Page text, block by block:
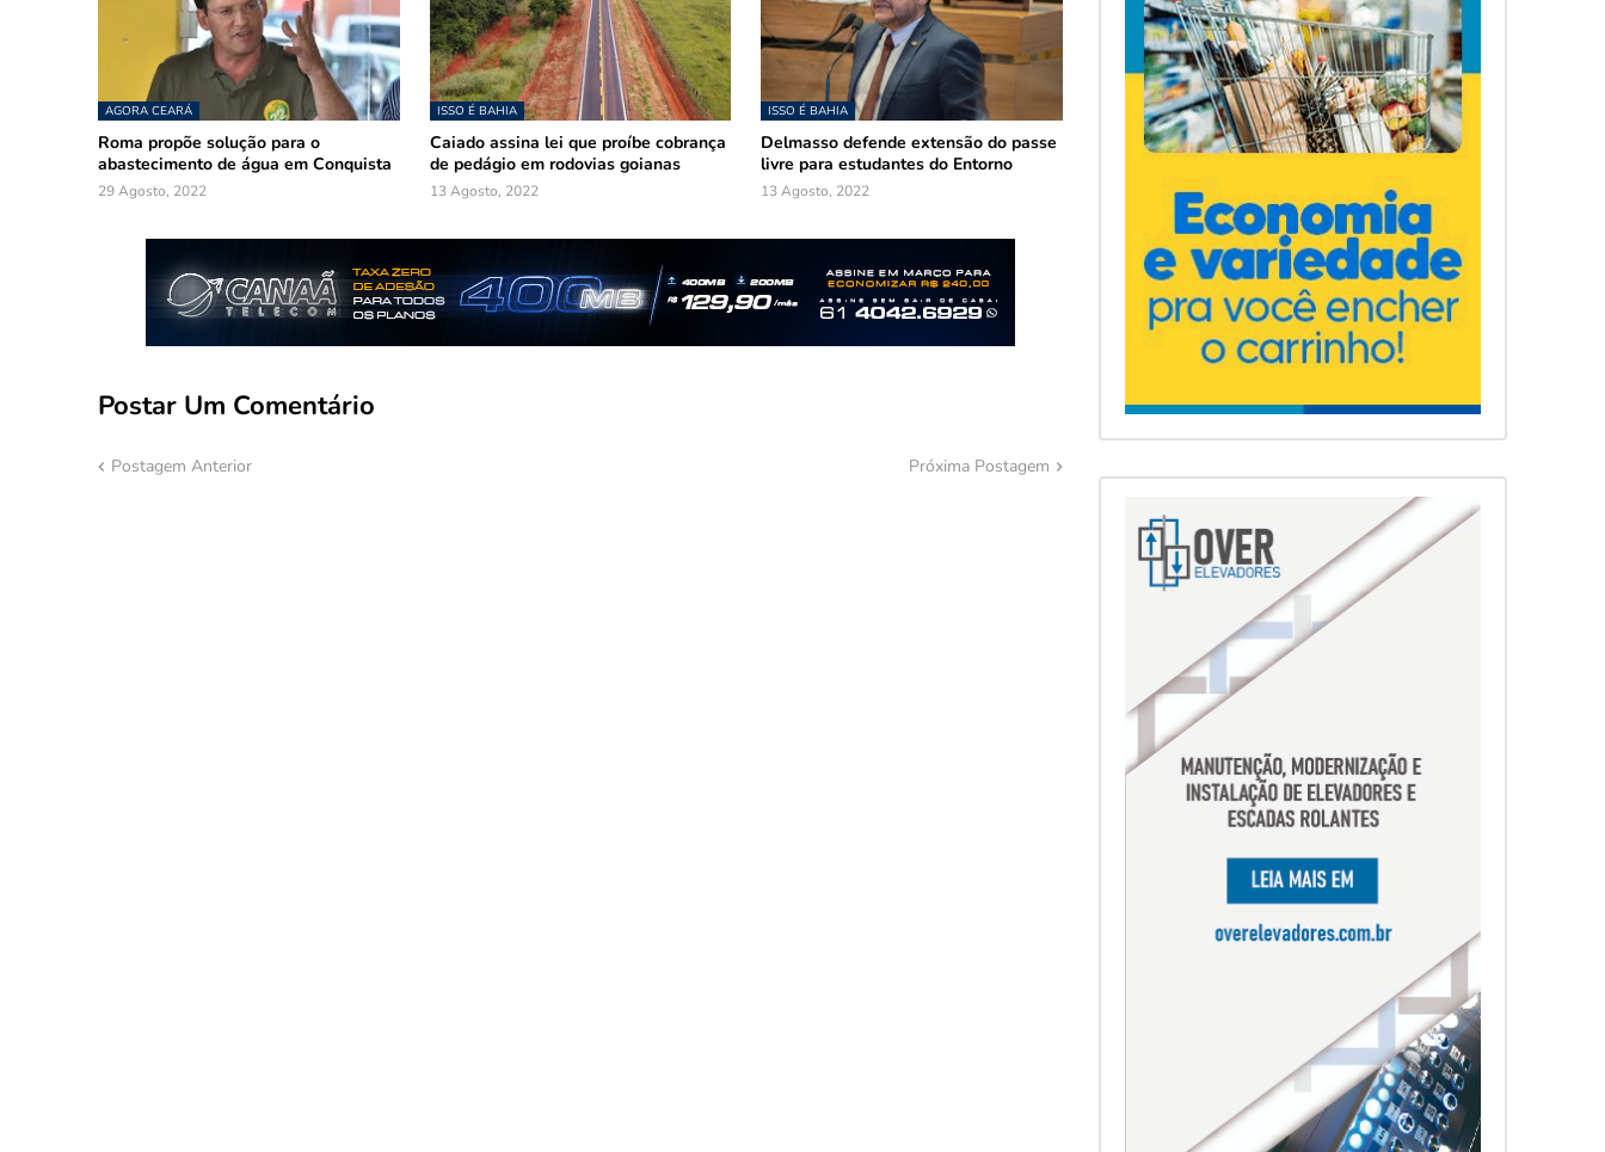
AGORA CEARÁ
Roma propõe solução para o
abastecimento de água em Conquista
29 Agosto, 2022
ISSO É BAHIA
Caiado assina lei que proíbe cobrança
de pedágio em rodovias goianas
13 Agosto, 2022
ISSO É BAHIA
Delmasso defende extensão do passe
livre para estudantes do Entorno
13 Agosto, 2022
Postar Um Comentário
Postagem Anterior Próxima Postagem